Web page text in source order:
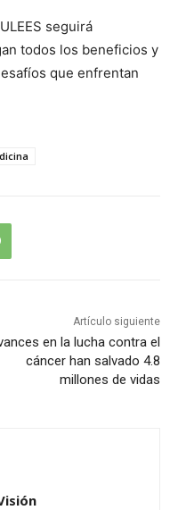
seguirá
todos los beneficios y
que enfrentan
Artículo siguiente
en la lucha contra el
cáncer han salvado 4.8
millones de vidas